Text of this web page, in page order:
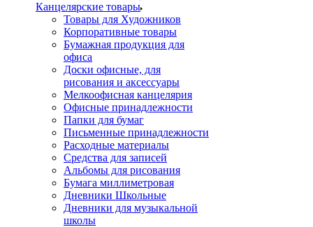
Канцелярские товары
Товары для Художников
Корпоративные товары
Бумажная продукция для
офиса
Доски офисные, для
рисования и аксессуары
Мелкоофисная канцелярия
Офисные принадлежности
Папки для бумаг
Письменные принадлежности
Расходные материалы
Средства для записей
Альбомы для рисования
Бумага миллиметровая
Дневники Школьные
Дневники для музыкальной
школы